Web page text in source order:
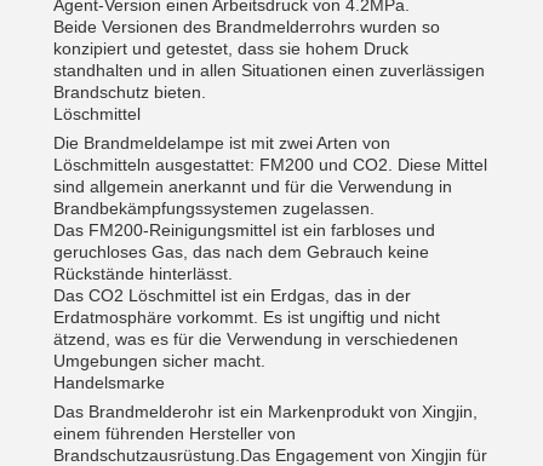
Agent-Version einen Arbeitsdruck von 4.2MPa.
Beide Versionen des Brandmelderrohrs wurden so
konzipiert und getestet, dass sie hohem Druck
standhalten und in allen Situationen einen zuverlässigen
Brandschutz bieten.
Löschmittel
Die Brandmeldelampe ist mit zwei Arten von
Löschmitteln ausgestattet: FM200 und CO2. Diese Mittel
sind allgemein anerkannt und für die Verwendung in
Brandbekämpfungssystemen zugelassen.
Das FM200-Reinigungsmittel ist ein farbloses und
geruchloses Gas, das nach dem Gebrauch keine
Rückstände hinterlässt.
Das CO2 Löschmittel ist ein Erdgas, das in der
Erdatmosphäre vorkommt. Es ist ungiftig und nicht
ätzend, was es für die Verwendung in verschiedenen
Umgebungen sicher macht.
Handelsmarke
Das Brandmelderohr ist ein Markenprodukt von Xingjin,
einem führenden Hersteller von
Brandschutzausrüstung.Das Engagement von Xingjin für